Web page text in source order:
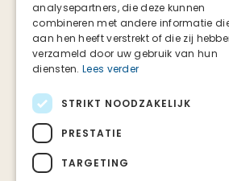
Deze website is tot stand
samenwerking met het ministerie
Volksgezondheid, Welzijn en
Palliatieve Zorg Nederland.
analysepartners, die deze kunnen
combineren met andere informatie
aan hen heeft verstrekt of die zij
verzameld door uw gebruik van hun
diensten. Lees verder
STRIKT NOODZAKELIJK
PRESTATIE
TARGETING